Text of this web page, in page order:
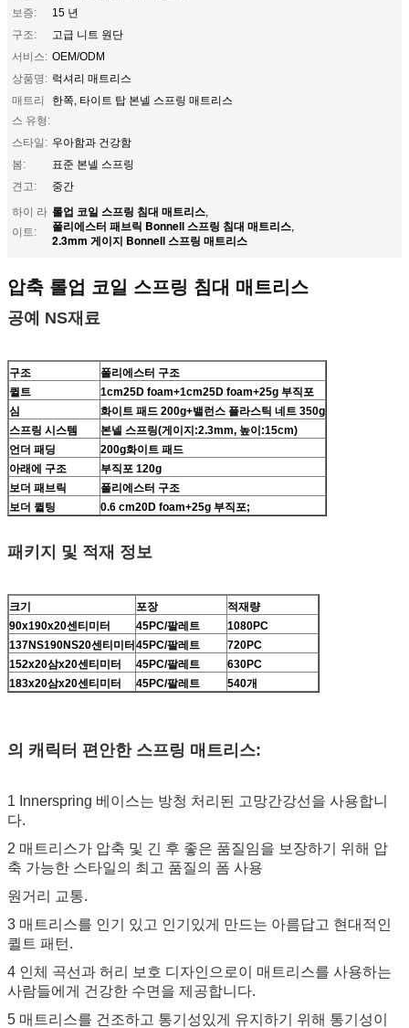
보증:
15 년
구조:
고급 니트 원단
서비스: OEM/ODM
상품명: 럭셔리 매트리스
매트리
스 유형:
한쪽, 타이트 탑 본넬 스프링 매트리스
스타일: 우아함과 건강함
봄:
표준 본넬 스프링
견고:
중간
하이 라
이트:
롤업 코일 스프링 침대 매트리스,
폴리에스터 패브릭 Bonnell 스프링 침대 매트리스,
2.3mm 게이지 Bonnell 스프링 매트리스
압축 롤업 코일 스프링 침대 매트리스
공예 NS재료
구조 폴리에스터 구조
퀼트
1cm25D foam+1cm25D foam+25g 부직포
심
화이트 패드 200g+밸런스 플라스틱 네트 350g
스프링 시스템
본넬 스프링(게이지:2.3mm, 높이:15cm)
언더 패딩
200g화이트 패드
아래에 구조
부직포 120g
보더 패브릭
폴리에스터 구조
보더 퀼팅
0.6 cm20D foam+25g 부직포;
패키지 및 적재 정보
크기 포장
적재량
90x190x20센티미터 45PC/팔레트 1080PC
137NS190NS20센티미터45PC/팔레트 720PC
152x20삼x20센티미터 45PC/팔레트 630PC
183x20삼x20센티미터 45PC/팔레트 540개
의 캐릭터 편안한 스프링 매트리스:
1 Innerspring 베이스는 방청 처리된 고망간강선을 사용합니
다.
2 매트리스가 압축 및 긴 후 좋은 품질임을 보장하기 위해 압
축 가능한 스타일의 최고 품질의 폼 사용
원거리 교통.
3 매트리스를 인기 있고 인기있게 만드는 아름답고 현대적인
퀼트 패턴.
4 인체 곡선과 허리 보호 디자인으로이 매트리스를 사용하는
사람들에게 건강한 수면을 제공합니다.
5 매트리스를 건조하고 통기성있게 유지하기 위해 통기성이